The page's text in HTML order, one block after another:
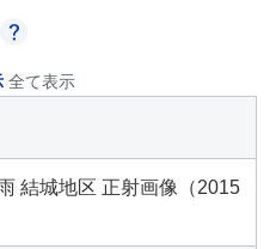
全て表示
結城地区 正射画像（2015